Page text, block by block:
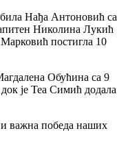
била Нађа Антоновић са
Николина Лукић
постигла 10
Обућина са 9
је Теа Симић додала
важна победа наших